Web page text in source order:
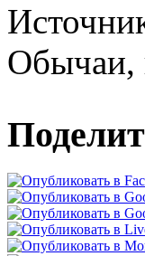
Обычаи,